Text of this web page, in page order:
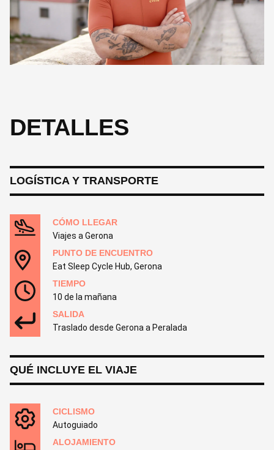
details, from silent bike components to unknown mountain
climbs. A lover of history and Led Zeppelin, he enjoys sharing the
culture of his hometown. For Josep, a perfect day involves the
Pyrenees, a glass of wine, and the Tour de France.
DETALLES
LOGÍSTICA Y TRANSPORTE
CÓMO LLEGAR
Viajes a Gerona
PUNTO DE ENCUENTRO
Eat Sleep Cycle Hub, Gerona
TIEMPO
10 de la mañana
SALIDA
Traslado desde Gerona a Peralada
QUÉ INCLUYE EL VIAJE
CICLISMO
Autoguiado
ALOJAMIENTO